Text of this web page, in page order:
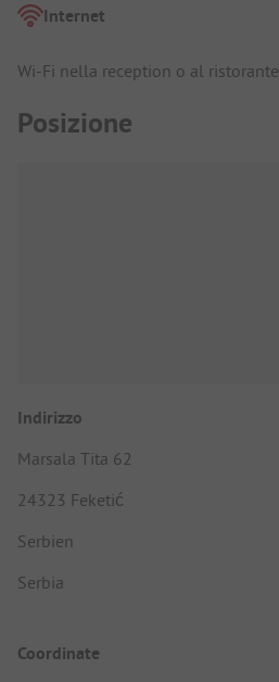
Internet
Wi-Fi nella reception o al ristorante
Posizione
Indirizzo
Marsala Tita 62
24323 Feketić
Serbien
Serbia
Coordinate